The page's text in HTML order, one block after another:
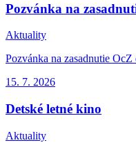
Pozvánka na
Aktuality
Pozvánka na zasadnutie
15. 7. 2026
Detské letné kino
Aktuality